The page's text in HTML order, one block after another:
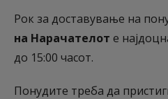
Рок за доставување на
на Нарачателот е
до 15:00 часот.
Понудите треба да